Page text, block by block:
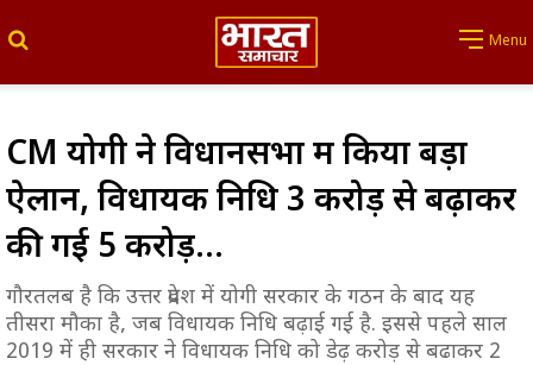
Menu
CM योगी ने विधानसभा में किया बड़ा
ऐलान, विधायक निधि 3 करोड़ से बढ़ाकर
की गई 5 करोड़…
गौरतलब है कि उत्तर प्रदेश में योगी सरकार के गठन के बाद यह
तीसरा मौका है, जब विधायक निधि बढ़ाई गई है. इससे पहले साल
2019 में ही सरकार ने विधायक निधि को डेढ़ करोड़ से बढाकर 2